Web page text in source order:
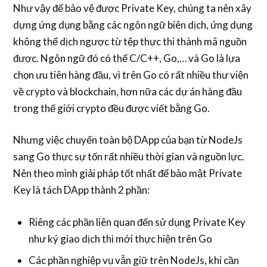
Như vậy để bảo vệ được Private Key, chúng ta nên xây
dựng ứng dụng bằng các ngôn ngữ biên dịch, ứng dụng
không thể dịch ngược từ tệp thực thi thành mã nguồn
được. Ngôn ngữ đó có thể C/C++, Go,… và Go là lựa
chọn ưu tiên hàng đầu, vì trên Go có rất nhiều thư viện
về crypto và blockchain, hơn nữa các dự án hàng đầu
trong thế giới crypto đều được viết bằng Go.
Nhưng việc chuyển toàn bộ DApp của bạn từ NodeJs
sang Go thực sự tốn rất nhiều thời gian và nguồn lực.
Nên theo mình giải pháp tốt nhất để bảo mật Private
Key là tách DApp thành 2 phần:
Riêng các phần liên quan đến sử dụng Private Key
như ký giao dịch thì mới thực hiện trên Go
Các phần nghiệp vụ vẫn giữ trên NodeJs, khi cần